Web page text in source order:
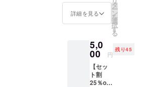
ブ
ルー、
ライト
ローズ
※税込、
送料込
み
詳細を見る
タ
ー
ン
を
選
択
す
る
5,0
00 円
残り45
【セッ
ト割
25％off